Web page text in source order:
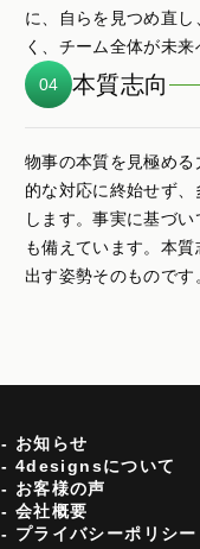
に、自らを見つめ直
く、チーム全体が未
04 本質志向
物事の本質を見極め
的な対応に終始せず
します。事実に基づ
も備えています。本
出す姿勢そのものです
- お知らせ
- 4designsについて
- お客様の声
- 会社概要
- プライバシーポリシー